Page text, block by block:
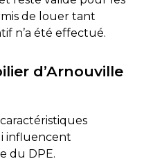
de louer tant
n’a été effectué.
d’Arnouville
influencent
du DPE.